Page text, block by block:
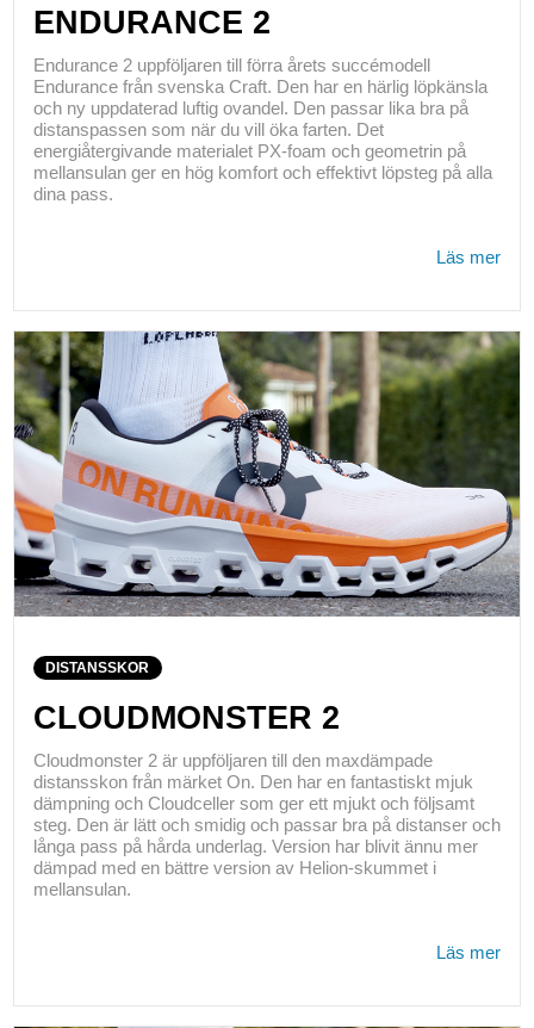
ENDURANCE 2
Endurance 2 uppföljaren till förra årets succémodell
Endurance från svenska Craft. Den har en härlig löpkänsla
och ny uppdaterad luftig ovandel. Den passar lika bra på
distanspassen som när du vill öka farten. Det
energiåtergivande materialet PX-foam och geometrin på
mellansulan ger en hög komfort och effektivt löpsteg på alla
dina pass.
Läs mer
DISTANSSKOR
CLOUDMONSTER 2
Cloudmonster 2 är uppföljaren till den maxdämpade
distansskon från märket On. Den har en fantastiskt mjuk
dämpning och Cloudceller som ger ett mjukt och följsamt
steg. Den är lätt och smidig och passar bra på distanser och
långa pass på hårda underlag. Version har blivit ännu mer
dämpad med en bättre version av Helion-skummet i
mellansulan.
Läs mer